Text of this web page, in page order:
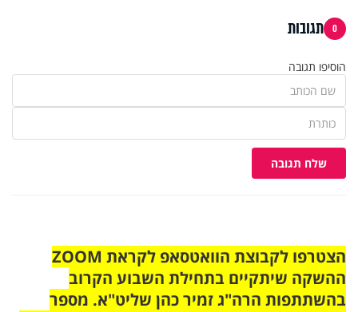
0 תגובות
הוסיפו תגובה
שלח תגובה
הצטרפו לקבוצת הוואטסאפ לקראת ZOOM
ההשקה שיתקיים בתחילת השבוע הקרוב
בהשתתפות הרה"ג זמיר כהן שליט"א. מספר